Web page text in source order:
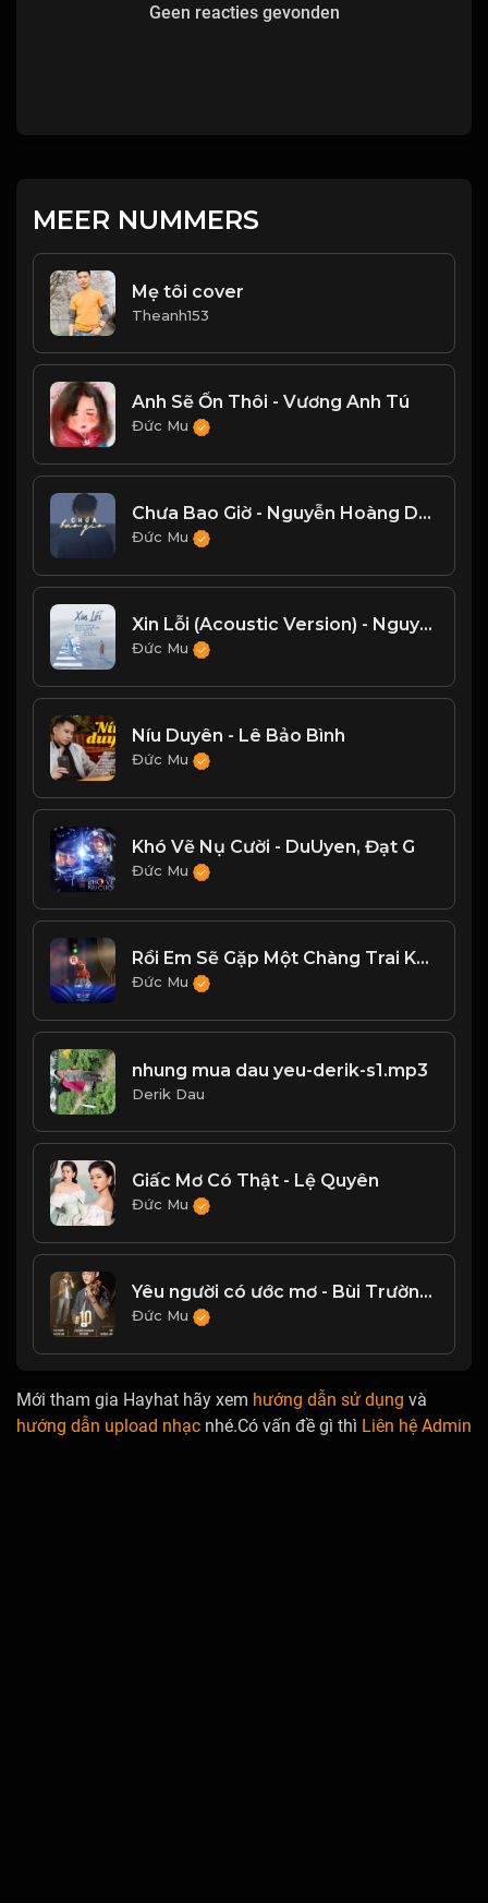
Geen reacties gevonden
MEER NUMMERS
Mẹ tôi cover
Theanh153
Anh Sẽ Ổn Thôi - Vương Anh Tú
Đức Mu
Chưa Bao Giờ - Nguyễn Hoàng Dũng
Đức Mu
Xin Lỗi (Acoustic Version) - Nguyên Hà
Đức Mu
Níu Duyên - Lê Bảo Bình
Đức Mu
Khó Vẽ Nụ Cười - DuUyen, Đạt G
Đức Mu
Rồi Em Sẽ Gặp Một Chàng Trai Khác (feat. Hippohappy)
Đức Mu
nhung mua dau yeu-derik-s1.mp3
Derik Dau
Giấc Mơ Có Thật - Lệ Quyên
Đức Mu
Yêu người có ước mơ - Bùi Trường Linh
Đức Mu
Mới tham gia Hayhat hãy xem hướng dẫn sử dụng và
hướng dẫn upload nhạc nhé.Có vấn đề gì thì Liên hệ Admin